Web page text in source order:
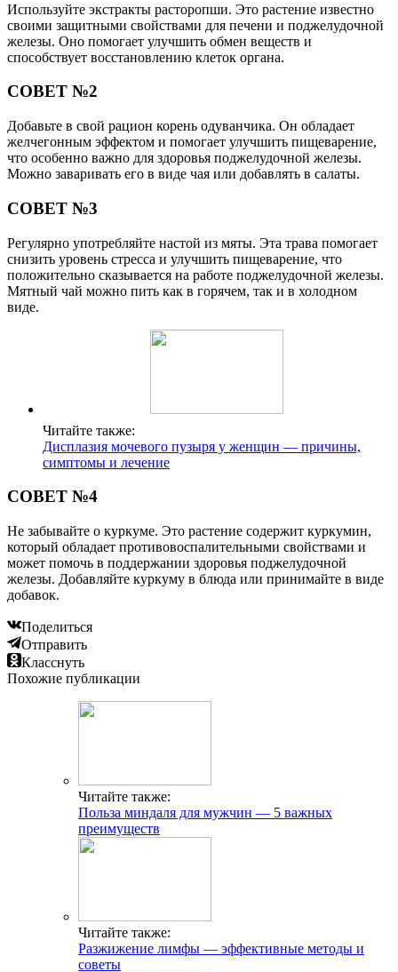
Используйте экстракты расторопши. Это растение известно
своими защитными свойствами для печени и поджелудочной
железы. Оно помогает улучшить обмен веществ и
способствует восстановлению клеток органа.
СОВЕТ №2
Добавьте в свой рацион корень одуванчика. Он обладает
желчегонным эффектом и помогает улучшить пищеварение,
что особенно важно для здоровья поджелудочной железы.
Можно заваривать его в виде чая или добавлять в салаты.
СОВЕТ №3
Регулярно употребляйте настой из мяты. Эта трава помогает
снизить уровень стресса и улучшить пищеварение, что
положительно сказывается на работе поджелудочной железы.
Мятный чай можно пить как в горячем, так и в холодном
виде.
Читайте также:
Дисплазия мочевого пузыря у женщин — причины,
симптомы и лечение
СОВЕТ №4
Не забывайте о куркуме. Это растение содержит куркумин,
который обладает противовоспалительными свойствами и
может помочь в поддержании здоровья поджелудочной
железы. Добавляйте куркуму в блюда или принимайте в виде
добавок.
Поделиться
Отправить
Класснуть
Похожие публикации
Читайте также:
Польза миндаля для мужчин — 5 важных
преимуществ
Читайте также:
Разжижение лимфы — эффективные методы и
советы